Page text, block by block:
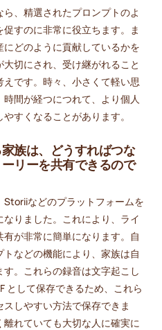
、精選されたプロンプトのよ
すのに非常に役立ちます。ま
どのように貢献しているかを
切にされ、受け継がれること
です。時々、小さくて軽い思
間が経つにつれて、より個人
すくなることがあります。
族は、どうすればつな
リーを共有できるので
などのプラットフォームを
りました。これにより、ライ
が非常に簡単になります。自
などの機能により、家族は自
。これらの録音は文字起こし
として保存できるため、これら
しやすい方法で保存できま
れていても大切な人に確実に